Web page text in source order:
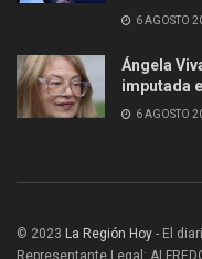
6 AGOSTO
Ángela
imputada
6 AGOSTO
© 2023 La Región Hoy - El
Representante Legal: